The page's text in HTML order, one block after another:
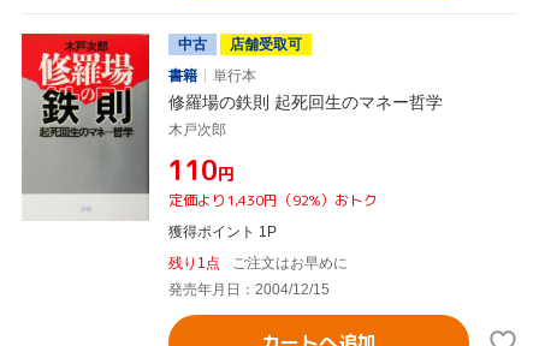
中古
店舗受取可
書籍
単行本
修羅場の鉄則 起死回生のマネー哲学
木戸次郎
¥110円
定価より1,430円（92%）おトク
獲得ポイント 1P
残り1点
ご注文はお早めに
発売年月日：2004/12/15